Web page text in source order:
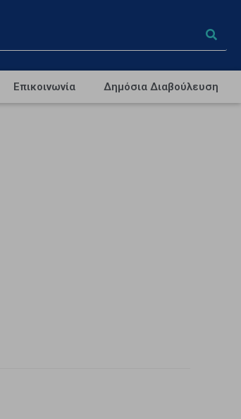
Επικοινωνία Δημόσια Διαβούλευση